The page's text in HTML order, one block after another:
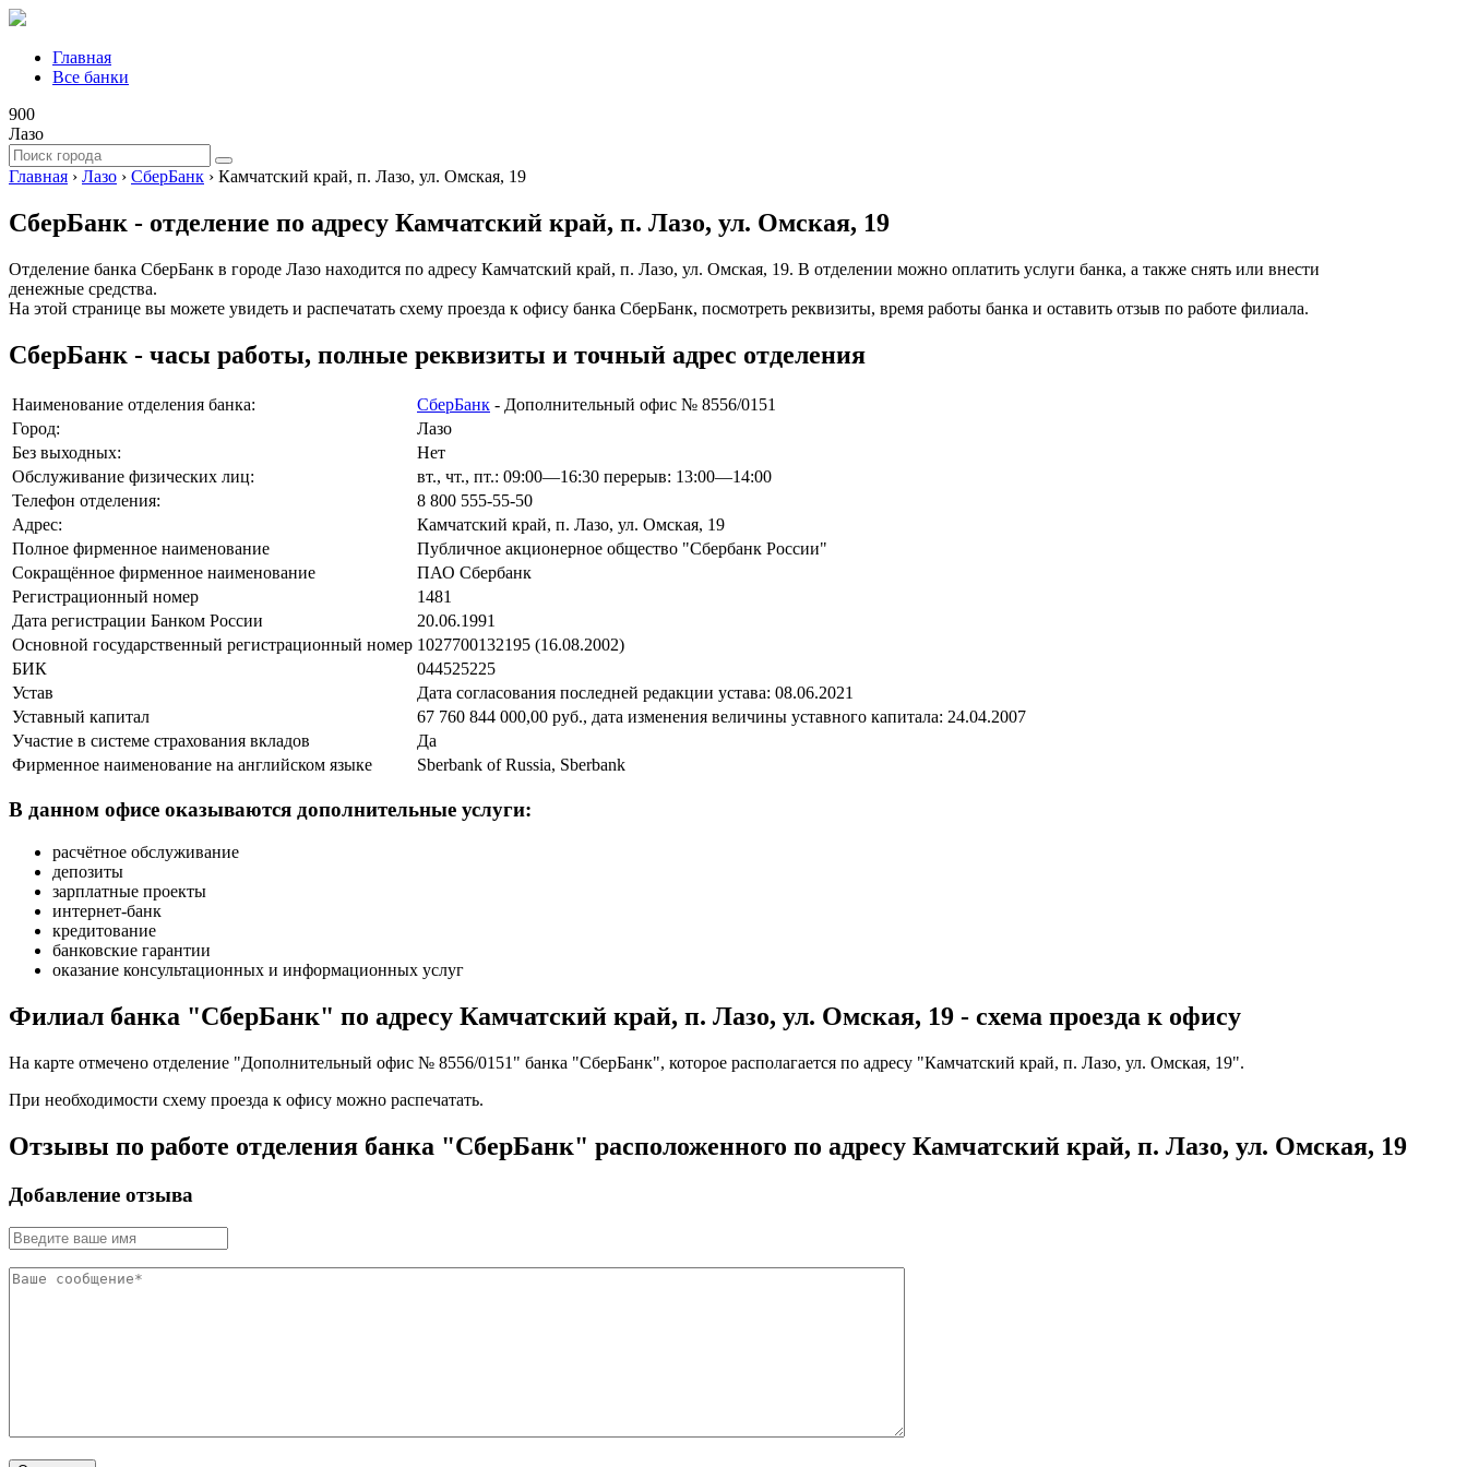
Главная
Все банки
900
Лазо
Главная › Лазо › СберБанк › Камчатский край, п. Лазо, ул. Омская, 19
СберБанк - отделение по адресу Камчатский край, п. Лазо, ул. Омская, 19
Отделение банка СберБанк в городе Лазо находится по адресу Камчатский край, п. Лазо, ул. Омская, 19. В отделении можно оплатить услуги банка, а также снять или внести
денежные средства.
На этой странице вы можете увидеть и распечатать схему проезда к офису банка СберБанк, посмотреть реквизиты, время работы банка и оставить отзыв по работе филиала.
СберБанк - часы работы, полные реквизиты и точный адрес отделения
Наименование отделения банка: СберБанк - Дополнительный офис № 8556/0151
Город:
Лазо
Без выходных:
Нет
Обслуживание физических лиц:
вт., чт., пт.: 09:00—16:30 перерыв: 13:00—14:00
Телефон отделения:
8 800 555-55-50
Адрес:
Камчатский край, п. Лазо, ул. Омская, 19
Полное фирменное наименование
Публичное акционерное общество "Сбербанк России"
Сокращённое фирменное наименование
ПАО Сбербанк
Регистрационный номер
1481
Дата регистрации Банком России
20.06.1991
Основной государственный регистрационный номер 1027700132195 (16.08.2002)
БИК
044525225
Устав
Дата согласования последней редакции устава: 08.06.2021
Уставный капитал
67 760 844 000,00 руб., дата изменения величины уставного капитала: 24.04.2007
Участие в системе страхования вкладов
Да
Фирменное наименование на английском языке
Sberbank of Russia, Sberbank
В данном офисе оказываются дополнительные услуги:
расчётное обслуживание
депозиты
зарплатные проекты
интернет-банк
кредитование
банковские гарантии
оказание консультационных и информационных услуг
Филиал банка "СберБанк" по адресу Камчатский край, п. Лазо, ул. Омская, 19 - схема проезда к офису
На карте отмечено отделение "Дополнительный офис № 8556/0151" банка "СберБанк", которое располагается по адресу "Камчатский край, п. Лазо, ул. Омская, 19".
При необходимости схему проезда к офису можно распечатать.
Отзывы по работе отделения банка "СберБанк" расположенного по адресу Камчатский край, п. Лазо, ул. Омская, 19
Добавление отзыва